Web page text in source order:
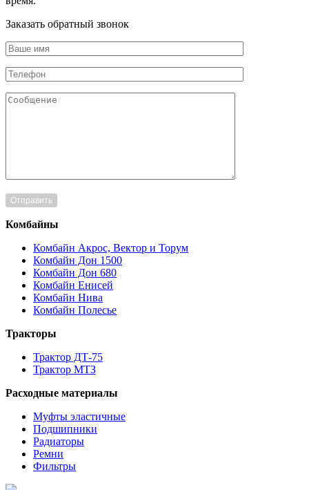
Заказать обратный звонок
Комбайны
Комбайн Акрос, Вектор и Торум
Комбайн Дон 1500
Комбайн Дон 680
Комбайн Енисей
Комбайн Нива
Комбайн Полесье
Тракторы
Трактор ДТ-75
Трактор МТЗ
Расходные материалы
Муфты эластичные
Подшипники
Радиаторы
Ремни
Фильтры